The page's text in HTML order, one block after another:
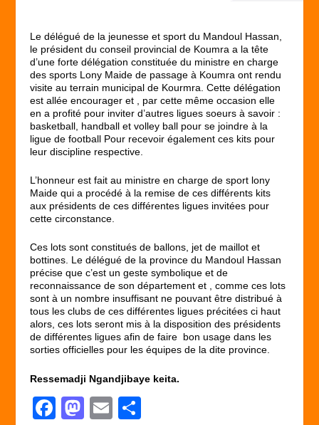
Le délégué de la jeunesse et sport du Mandoul Hassan,
le président du conseil provincial de Koumra a la tête
d’une forte délégation constituée du ministre en charge
des sports Lony Maide de passage à Koumra ont rendu
visite au terrain municipal de Kourmra. Cette délégation
est allée encourager et , par cette même occasion elle
en a profité pour inviter d’autres ligues soeurs à savoir :
basketball, handball et volley ball pour se joindre à la
ligue de football Pour recevoir également ces kits pour
leur discipline respective.
L’honneur est fait au ministre en charge de sport lony
Maide qui a procédé à la remise de ces différents kits
aux présidents de ces différentes ligues invitées pour
cette circonstance.
Ces lots sont constitués de ballons, jet de maillot et
bottines. Le délégué de la province du Mandoul Hassan
précise que c’est un geste symbolique et de
reconnaissance de son département et , comme ces lots
sont à un nombre insuffisant ne pouvant être distribué à
tous les clubs de ces différentes ligues précitées ci haut
alors, ces lots seront mis à la disposition des présidents
de différentes ligues afin de faire bon usage dans les
sorties officielles pour les équipes de la dite province.
Ressemadji Ngandjibaye keita.
F
M
E